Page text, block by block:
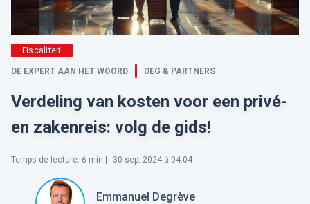
Fiscaliteit
DE EXPERT AAN HET WOORD DEG & PARTNERS
Verdeling van kosten voor een privé-
en zakenreis: volg de gids!
Temps de lecture: 6 min | 30 sep. 2024 à 04:04
Emmanuel Degrève